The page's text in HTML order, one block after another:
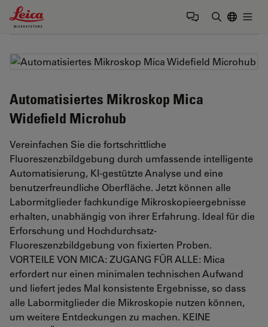
Leica Microsystems Logo
Automatisiertes Mikroskop Mica
Widefield Microhub
Vereinfachen Sie die fortschrittliche
Fluoreszenzbildgebung durch umfassende intelligente
Automatisierung, KI-gestützte Analyse und eine
benutzerfreundliche Oberfläche. Jetzt können alle
Labormitglieder fachkundige Mikroskopieergebnisse
erhalten, unabhängig von ihrer Erfahrung. Ideal für die
Erforschung und Hochdurchsatz-
Fluoreszenzbildgebung von fixierten Proben.
VORTEILE VON MICA: ZUGANG FÜR ALLE: Mica
erfordert nur einen minimalen technischen Aufwand
und liefert jedes Mal konsistente Ergebnisse, so dass
alle Labormitglieder die Mikroskopie nutzen können,
um weitere Entdeckungen zu machen. KEINE